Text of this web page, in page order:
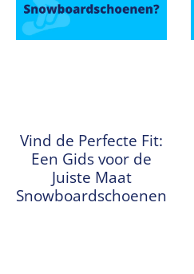
Vind de Perfecte Fit:
Een Gids voor de
Juiste Maat
Snowboardschoenen